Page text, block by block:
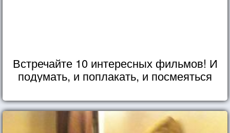
Встречайте 10 интересных фильмов! И
подумать, и поплакать, и посмеяться